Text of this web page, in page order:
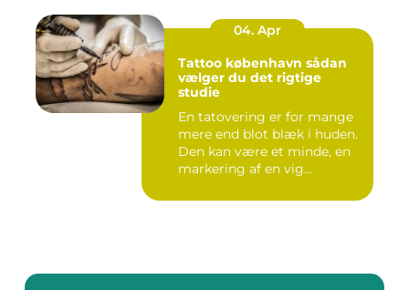
04. Apr
Tattoo københavn sådan
vælger du det rigtige
studie
En tatovering er for mange
mere end blot blæk i huden.
Den kan være et minde, en
markering af en vig...